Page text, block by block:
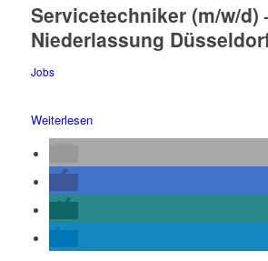
Servicetechniker (m/w/d)
Niederlassung
Jobs
Weiterlesen